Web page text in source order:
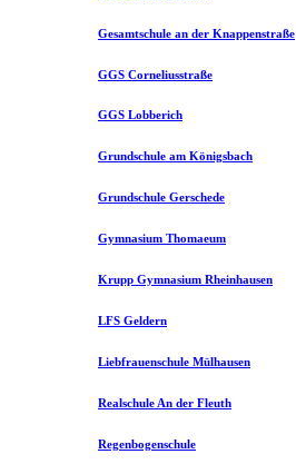
Gesamtschule an der Knappenstraße
GGS Corneliusstraße
GGS Lobberich
Grundschule am Königsbach
Grundschule Gerschede
Gymnasium Thomaeum
Krupp Gymnasium Rheinhausen
LFS Geldern
Liebfrauenschule Mülhausen​
Realschule An der Fleuth
Regenbogenschule